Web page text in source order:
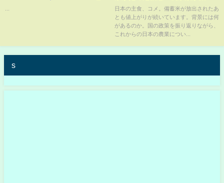
少、農村守る政策を」 卸売業者
「JA全農が用意できないという
話」【報道特集】｜TBS NEWS
日本の主食、コメ。備蓄米が放出されたあ
とも値上がりが続いています。背景には何
があるのか。国の政策を振り返りながら、
これからの日本の農業につい...
s